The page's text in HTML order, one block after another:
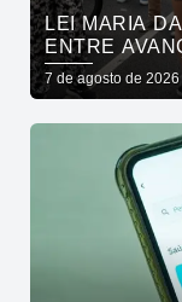
LEI MARIA
ENTRE
7 de agosto de 2026